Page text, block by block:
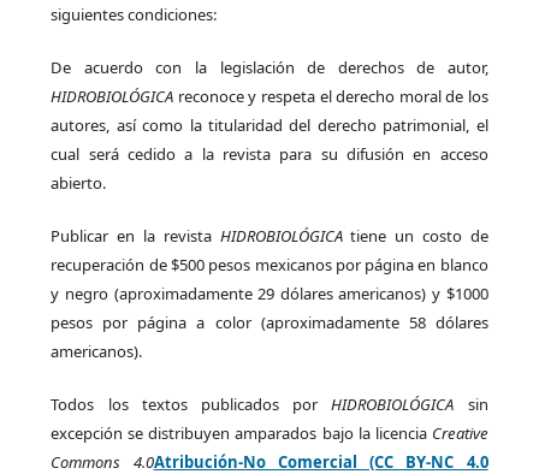
siguientes condiciones:
De acuerdo con la legislación de derechos de autor,
HIDROBIOLÓGICA reconoce y respeta el derecho moral de los
autores, así como la titularidad del derecho patrimonial, el
cual será cedido a la revista para su difusión en acceso
abierto.
Publicar en la revista HIDROBIOLÓGICAtiene un costo de
recuperación de $500 pesos mexicanos por página en blanco
y negro (aproximadamente 29 dólares americanos) y $1000
pesos por página a color (aproximadamente 58 dólares
americanos).
Todos los textos publicados porHIDROBIOLÓGICA sin
excepción se distribuyen amparados bajo la licencia Creative
Commons 4.0Atribución-No Comercial (CC BY-NC 4.0